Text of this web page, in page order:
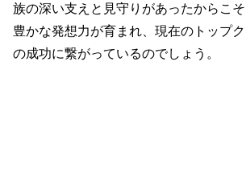
族の深い支えと見守りがあったからこ
豊かな発想力が育まれ、現在のトップ
の成功に繋がっているのでしょう。